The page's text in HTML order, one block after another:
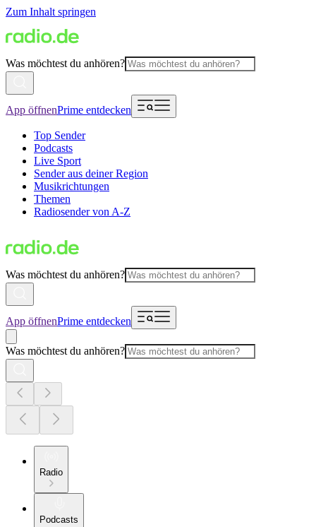
Zum Inhalt springen
Was möchtest du anhören?
App öffnenPrime entdecken
Top Sender
Podcasts
Live Sport
Sender aus deiner Region
Musikrichtungen
Themen
Radiosender von A-Z
Was möchtest du anhören?
App öffnenPrime entdecken
Was möchtest du anhören?
Radio
Podcasts